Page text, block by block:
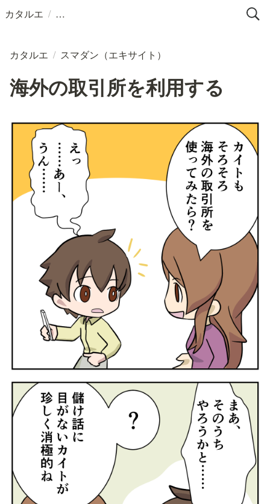
カタルエ /
カタルエ / スマダン（エキサイト）
海外の取引所を利用する